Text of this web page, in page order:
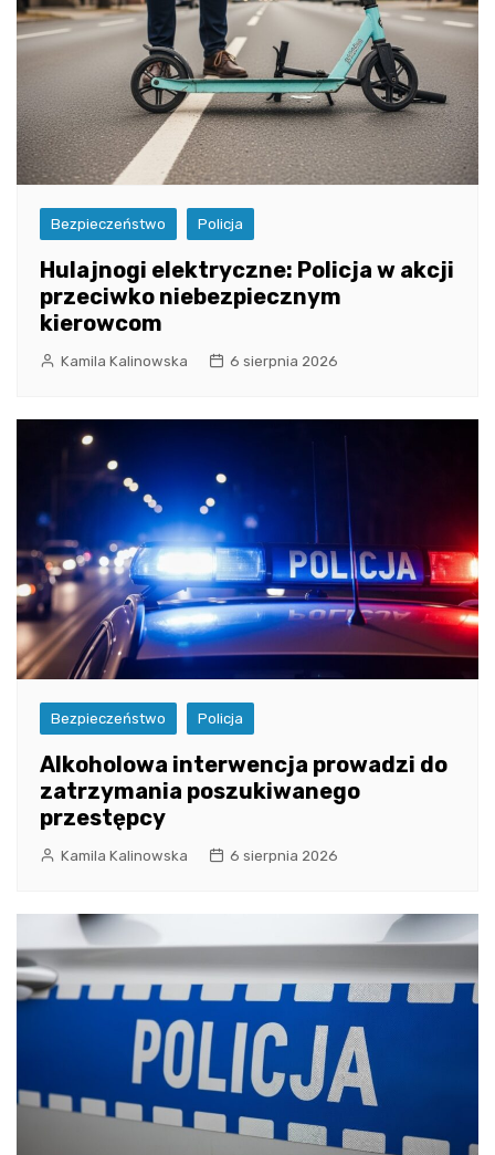
Bezpieczeństwo Policja
Hulajnogi elektryczne: Policja w akcji
przeciwko niebezpiecznym
kierowcom
Kamila Kalinowska 6 sierpnia 2026
Bezpieczeństwo Policja
Alkoholowa interwencja prowadzi do
zatrzymania poszukiwanego
przestępcy
Kamila Kalinowska 6 sierpnia 2026